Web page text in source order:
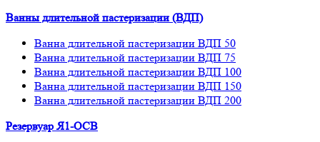
Ванны длительной пастеризации (ВДП)
Ванна длительной пастеризации ВДП 50
Ванна длительной пастеризации ВДП 75
Ванна длительной пастеризации ВДП 100
Ванна длительной пастеризации ВДП 150
Ванна длительной пастеризации ВДП 200
Резервуар Я1-ОСВ